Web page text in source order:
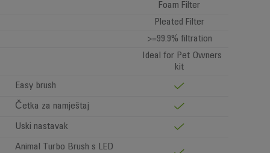
Foam Filter
Pleated Filter
>=99.9% filtration
Ideal for Pet Owners
kit
Easy brush
Četka za namještaj
Uski nastavak
Animal Turbo Brush s LED